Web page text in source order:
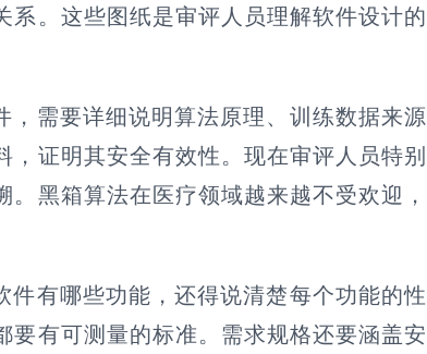
。这些图纸是审评人员理解软件设计
需要详细说明算法原理、训练数据来
证明其安全有效性。现在审评人员特
黑箱算法在医疗领域越来越不受欢迎
有哪些功能，还得说清楚每个功能的
有可测量的标准。需求规格还要涵盖